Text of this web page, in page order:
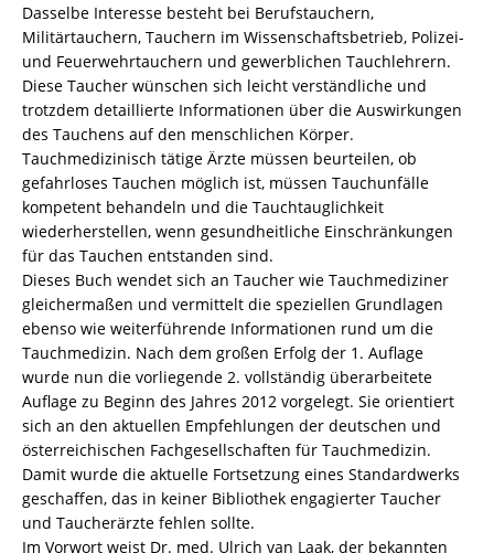
Dasselbe Interesse besteht bei Berufstauchern,
Militärtauchern, Tauchern im Wissenschaftsbetrieb, Polizei-
und Feuerwehrtauchern und gewerblichen Tauchlehrern.
Diese Taucher wünschen sich leicht verständliche und
trotzdem detaillierte Informationen über die Auswirkungen
des Tauchens auf den menschlichen Körper.
Tauchmedizinisch tätige Ärzte müssen beurteilen, ob
gefahrloses Tauchen möglich ist, müssen Tauchunfälle
kompetent behandeln und die Tauchtauglichkeit
wiederherstellen, wenn gesundheitliche Einschränkungen
für das Tauchen entstanden sind.
Dieses Buch wendet sich an Taucher wie Tauchmediziner
gleichermaßen und vermittelt die speziellen Grundlagen
ebenso wie weiterführende Informationen rund um die
Tauchmedizin. Nach dem großen Erfolg der 1. Auflage
wurde nun die vorliegende 2. vollständig überarbeitete
Auflage zu Beginn des Jahres 2012 vorgelegt. Sie orientiert
sich an den aktuellen Empfehlungen der deutschen und
österreichischen Fachgesellschaften für Tauchmedizin.
Damit wurde die aktuelle Fortsetzung eines Standardwerks
geschaffen, das in keiner Bibliothek engagierter Taucher
und Taucherärzte fehlen sollte.
Im Vorwort weist Dr. med. Ulrich van Laak, der bekannten